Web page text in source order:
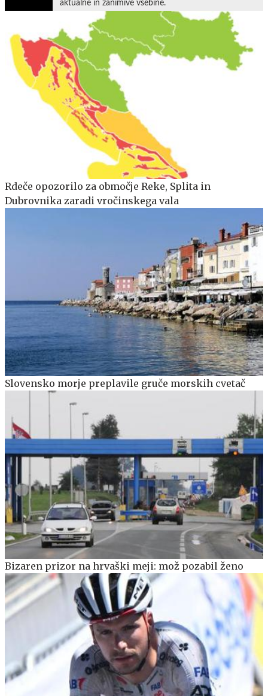
aktualne in zanimive vsebine.
Rdeče opozorilo za območje Reke, Splita in
Dubrovnika zaradi vročinskega vala
Slovensko morje preplavile gruče morskih cvetač
Bizaren prizor na hrvaški meji: mož pozabil ženo